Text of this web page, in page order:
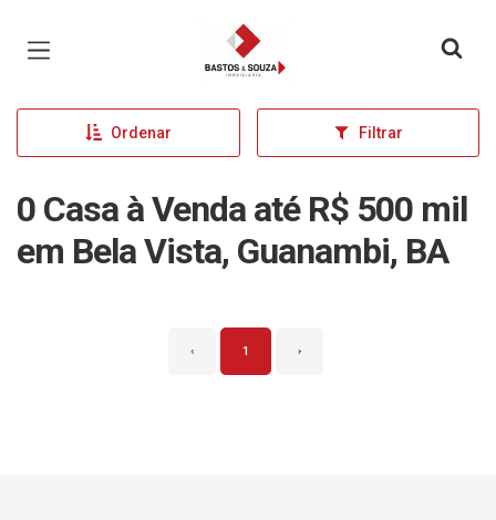
Página inicial
Ordenar Filtrar
0 Casa à Venda até R$ 500 mil
em Bela Vista, Guanambi, BA
‹ 1 ›